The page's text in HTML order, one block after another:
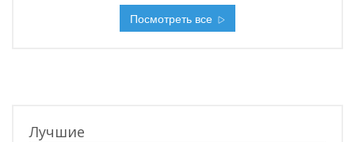
Посмотреть все
Лучшие